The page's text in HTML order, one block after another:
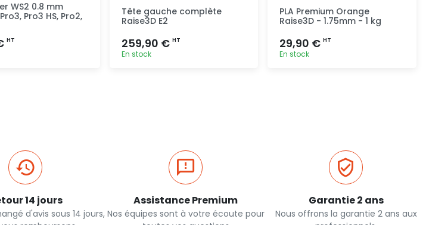
WS2 0.8 mm
Pro3 HS, Pro2,
HT
Tête gauche complète
Raise3D E2
259,90 € HT
En stock
PLA Premium Orange
Raise3D - 1.75mm - 1 kg
29,90 €HT
En stock
14 jours
d'avis sous 14 jours,
Assistance Premium
Nos équipes sont à votre écoute pour
Garantie 2 ans
Nous offrons la garantie 2 ans aux